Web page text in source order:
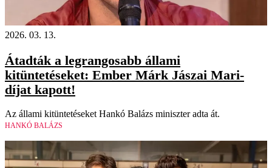
2026. 03. 13.
Átadták a legrangosabb állami
kitüntetéseket: Ember Márk Jászai Mari-
díjat kapott!
Az állami kitüntetéseket Hankó Balázs miniszter adta át.
HANKÓ BALÁZS